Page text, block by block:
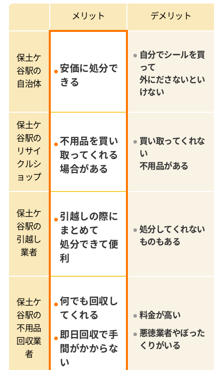
メリット デメリット
保土ケ
谷駅の
自治体
安価に処分で
きる
自分でシールを買
って
外にださないとい
けない
保土ケ
谷駅の
リサイ
クルシ
ョップ
不用品を買い
取ってくれる
場合がある
買い取ってくれな
い
不用品がある
保土ケ
谷駅の
引越し
業者
引越しの際に
まとめて
処分できて便
利
処分してくれない
ものもある
保土ケ
谷駅の
不用品
回収業
者
何でも回収し
てくれる
即日回収で手
間がかからな
い
料金が高い
悪徳業者やぼった
くりがいる